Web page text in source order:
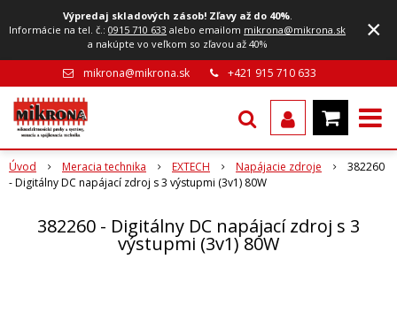
Výpredaj skladových zásob! Zľavy až do 40%.
Informácie na tel. č.:0915 710 633 alebo emailom mikrona@mikrona.sk
a nakúpte vo veľkom so zľavou až 40%
×
mikrona@mikrona.sk +421 915 710 633
Úvod Meracia technika EXTECH Napájacie zdroje
382260
- Digitálny DC napájací zdroj s 3 výstupmi (3v1) 80W
382260 - Digitálny DC napájací zdroj s 3
výstupmi (3v1) 80W